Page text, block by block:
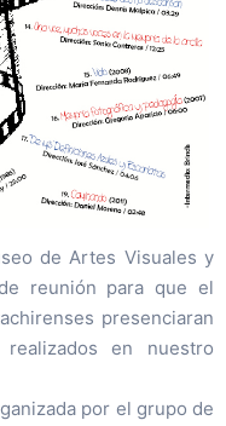
de Artes Visuales y
reunión para que el
presenciaran
en nuestro
por el grupo de